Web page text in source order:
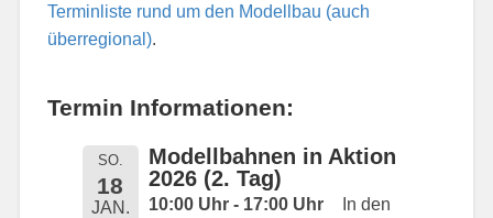
Terminliste rund um den Modellbau (auch
überregional).
Termin Informationen:
SO.
18
JAN.
Modellbahnen in Aktion
2026 (2. Tag)
10:00 Uhr - 17:00 Uhr
In den